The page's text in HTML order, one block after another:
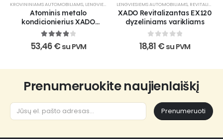
KROVININIAMS AUTOMOBILIAMS, LENGVIESIEMS AUTOMOBILIAMS ,PRAMONEI,REVITALIZANTAI
Atominis metalo
kondicionierius XADO
Maximum 1 Stage
4out of 5
53,46€ su PVM
LENGVIESIEMS AUTOMOBILIAMS, REVITALIZANTAI
XADO Revitalizantas EX120
dyzeliniams varikliams
0out of 5
18,81 € su PVM
Prenumeruokite naujienlaiškį
Prenumeruoti